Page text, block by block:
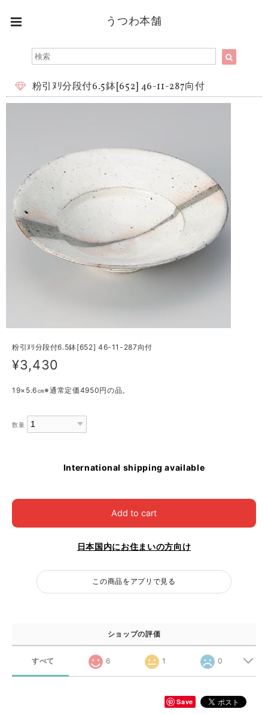
うつわ本舗
粉引ﾇﾘ分段付6.5鉢[652] 46-11-287向付
粉引ﾇﾘ分段付6.5鉢[652] 46-11-287向付
¥3,430
19×5.6㎝※通常定価4950円の品。
数量
International shipping available
Add to cart
日本国内にお住まいの方向け
この商品をアプリで見る
ショップの評価
すべて 6 1 0
Save